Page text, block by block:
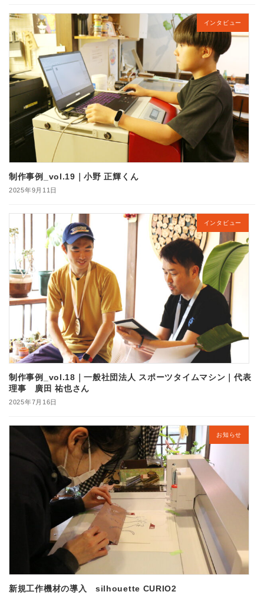
インタビュー
制作事例_vol.19｜小野 正輝くん
2025年9月11日
インタビュー
制作事例_vol.18｜一般社団法人 スポーツタイムマシン｜代表
理事 廣田 祐也さん
2025年7月16日
お知らせ
新規工作機材の導入 silhouette CURIO2